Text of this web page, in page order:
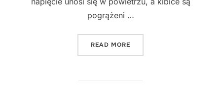
pogrążeni …
READ MORE